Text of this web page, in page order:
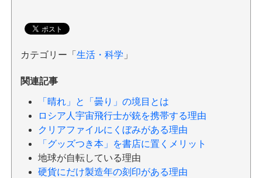
カテゴリー「 生活・科学 」
関連記事
「晴れ」と「曇り」の境目とは
ロシア人宇宙飛行士が銃を携帯する理由
クリアファイルにくぼみがある理由
「グッズつき本」を書店に置くメリット
地球が自転している理由
硬貨にだけ製造年の刻印がある理由